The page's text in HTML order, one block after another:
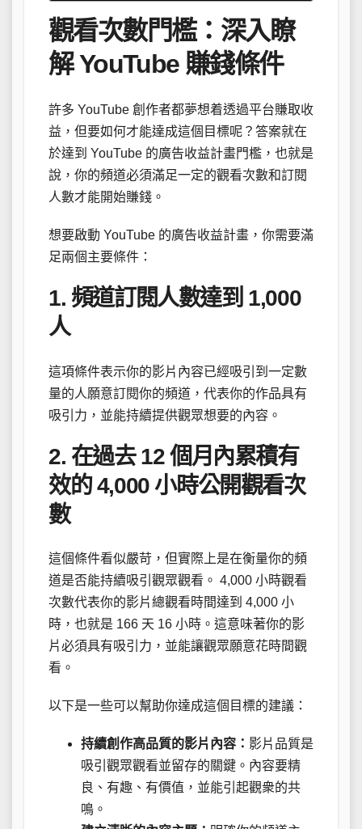
觀看次數門檻：深入瞭
解 YouTube 賺錢條件
許多 YouTube 創作者都夢想着透過平台賺取收
益，但要如何才能達成這個目標呢？答案就在
於達到 YouTube 的廣告收益計畫門檻，也就是
說，你的頻道必須滿足一定的觀看次數和訂閱
人數才能開始賺錢。
想要啟動 YouTube 的廣告收益計畫，你需要滿
足兩個主要條件：
1. 頻道訂閱人數達到 1,000
人
這項條件表示你的影片內容已經吸引到一定數
量的人願意訂閱你的頻道，代表你的作品具有
吸引力，並能持續提供觀眾想要的內容。
2. 在過去 12 個月內累積有
效的 4,000 小時公開觀看次
數
這個條件看似嚴苛，但實際上是在衡量你的頻
道是否能持續吸引觀眾觀看。 4,000 小時觀看
次數代表你的影片總觀看時間達到 4,000 小
時，也就是 166 天 16 小時。這意味著你的影
片必須具有吸引力，並能讓觀眾願意花時間觀
看。
以下是一些可以幫助你達成這個目標的建議：
持續創作高品質的影片內容： 影片品質是
吸引觀眾觀看並留存的關鍵。內容要精
良、有趣、有價值，並能引起觀衆的共
鳴。